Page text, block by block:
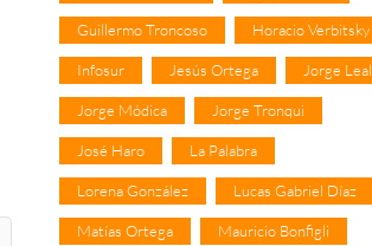
Guillermo Troncoso Horacio Verbitsky
Infosur Jesús Ortega Jorge Leal
Jorge Módica Jorge Tronqui
José Haro La Palabra
Lorena González Lucas Gabriel Díaz
Matías Ortega Mauricio Bonfigli